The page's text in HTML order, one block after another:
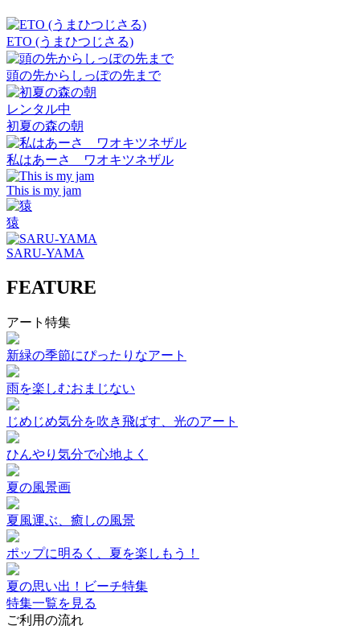
ETO (うまひつじさる)
頭の先からしっぽの先まで
レンタル中
初夏の森の朝
私はあーさ ワオキツネザル
This is my jam
猿
SARU-YAMA
FEATURE
アート特集
新緑の季節にぴったりなアート
雨を楽しむおまじない
じめじめ気分を吹き飛ばす、光のアート
ひんやり気分で心地よく
夏の風景画
夏風運ぶ、癒しの風景
ポップに明るく、夏を楽しもう！
夏の思い出！ビーチ特集
特集一覧を見る
ご利用の流れ